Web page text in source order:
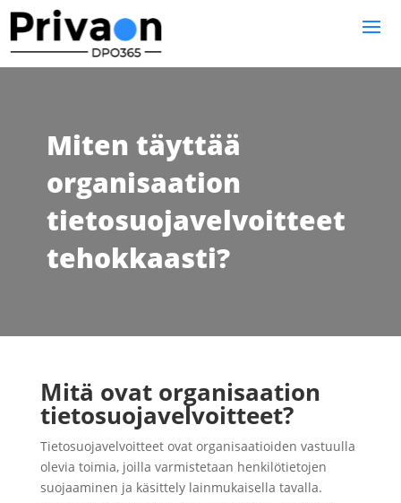
Miten täyttää
organisaation
tietosuojavelvoitteet
tehokkaasti?
Mitä ovat organisaation
tietosuojavelvoitteet?
Tietosuojavelvoitteet ovat organisaatioiden vastuulla
olevia toimia, joilla varmistetaan henkilötietojen
suojaaminen ja käsittely lainmukaisella tavalla.